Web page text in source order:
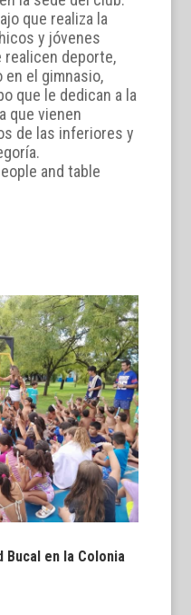
que realiza la
y jóvenes
realicen deporte,
el gimnasio,
que le dedican a la
que vienen
de las inferiores y
Bucal en la Colonia